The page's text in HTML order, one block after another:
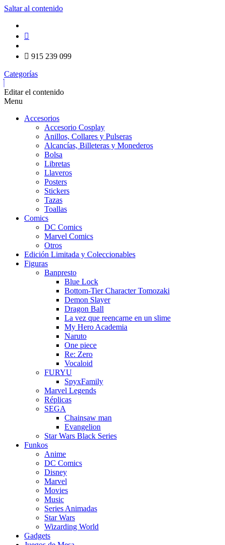
Saltar al contenido
915 239 099
Categorías
Editar el contenido
Menu
Accesorios
Accesorio Cosplay
Anillos, Collares y Pulseras
Alcancías, Billeteras y Monederos
Bolsa
Libretas
Llaveros
Posters
Stickers
Tazas
Toallas
Comics
DC Comics
Marvel Comics
Otros
Edición Limitada y Coleccionables
Figuras
Banpresto
Blue Lock
Bottom-Tier Character Tomozaki
Demon Slayer
Dragon Ball
La vez que reencarne en un slime
My Hero Academia
Naruto
One piece
Re: Zero
Vocaloid
FURYU
SpyxFamily
Marvel Legends
Réplicas
SEGA
Chainsaw man
Evangelion
Star Wars Black Series
Funkos
Anime
DC Comics
Disney
Marvel
Movies
Music
Series Animadas
Star Wars
Wizarding World
Gadgets